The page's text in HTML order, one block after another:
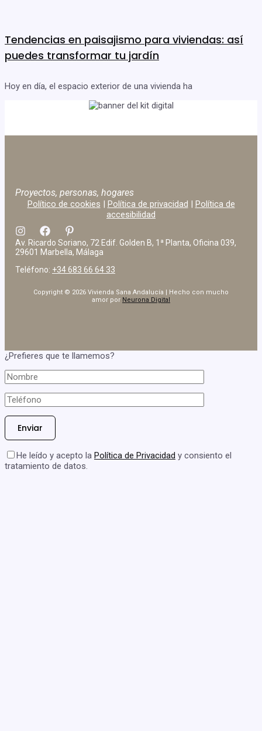
Tendencias en paisajismo para viviendas: así
puedes transformar tu jardín
Hoy en día, el espacio exterior de una vivienda ha
Proyectos, personas, hogares
Político de cookies | Política de privacidad | Política de
accesibilidad
Av. Ricardo Soriano, 72 Edif. Golden B, 1ª Planta, Oficina 039,
29601 Marbella, Málaga
Teléfono: +34 683 66 64 33
Copyright © 2026 Vivienda Sana Andalucía | Hecho con mucho
amor por Neurona Digital
¿Prefieres que te llamemos?
He leído y acepto la Política de Privacidad y consiento el
tratamiento de datos.